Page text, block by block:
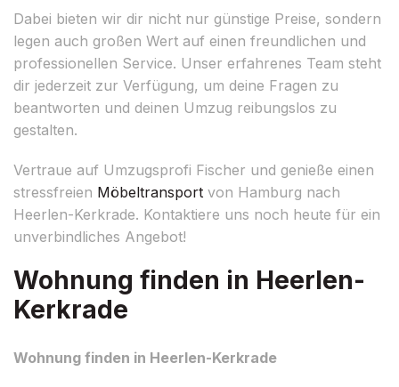
Dabei bieten wir dir nicht nur günstige Preise, sondern
legen auch großen Wert auf einen freundlichen und
professionellen Service. Unser erfahrenes Team steht
dir jederzeit zur Verfügung, um deine Fragen zu
beantworten und deinen Umzug reibungslos zu
gestalten.
Vertraue auf Umzugsprofi Fischer und genieße einen
stressfreien Möbeltransport von Hamburg nach
Heerlen-Kerkrade. Kontaktiere uns noch heute für ein
unverbindliches Angebot!
Wohnung finden in Heerlen-
Kerkrade
Wohnung finden in Heerlen-Kerkrade